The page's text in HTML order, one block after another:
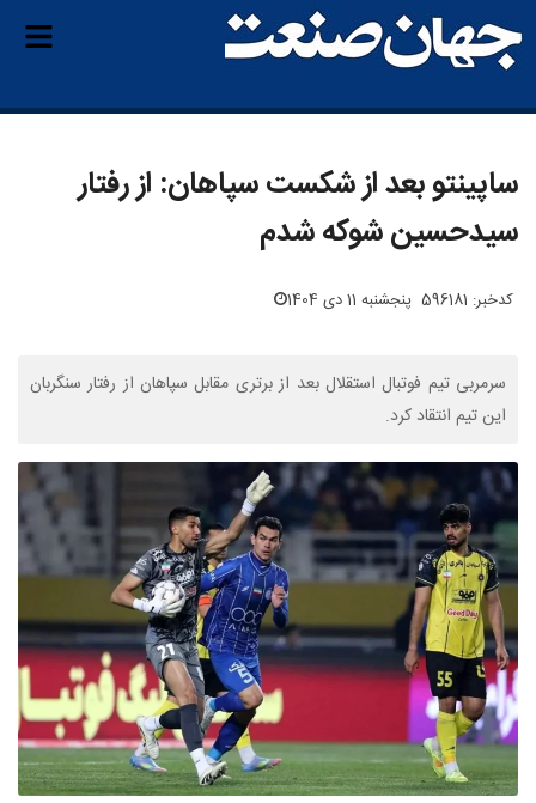
ساپینتو بعد از شکست سپاهان: از رفتار
سیدحسین شوکه شدم
کدخبر: 596181 پنجشنبه 11 دی 1404
سرمربی تیم فوتبال استقلال بعد از برتری مقابل سپاهان از رفتار سنگربان
این تیم انتقاد کرد.